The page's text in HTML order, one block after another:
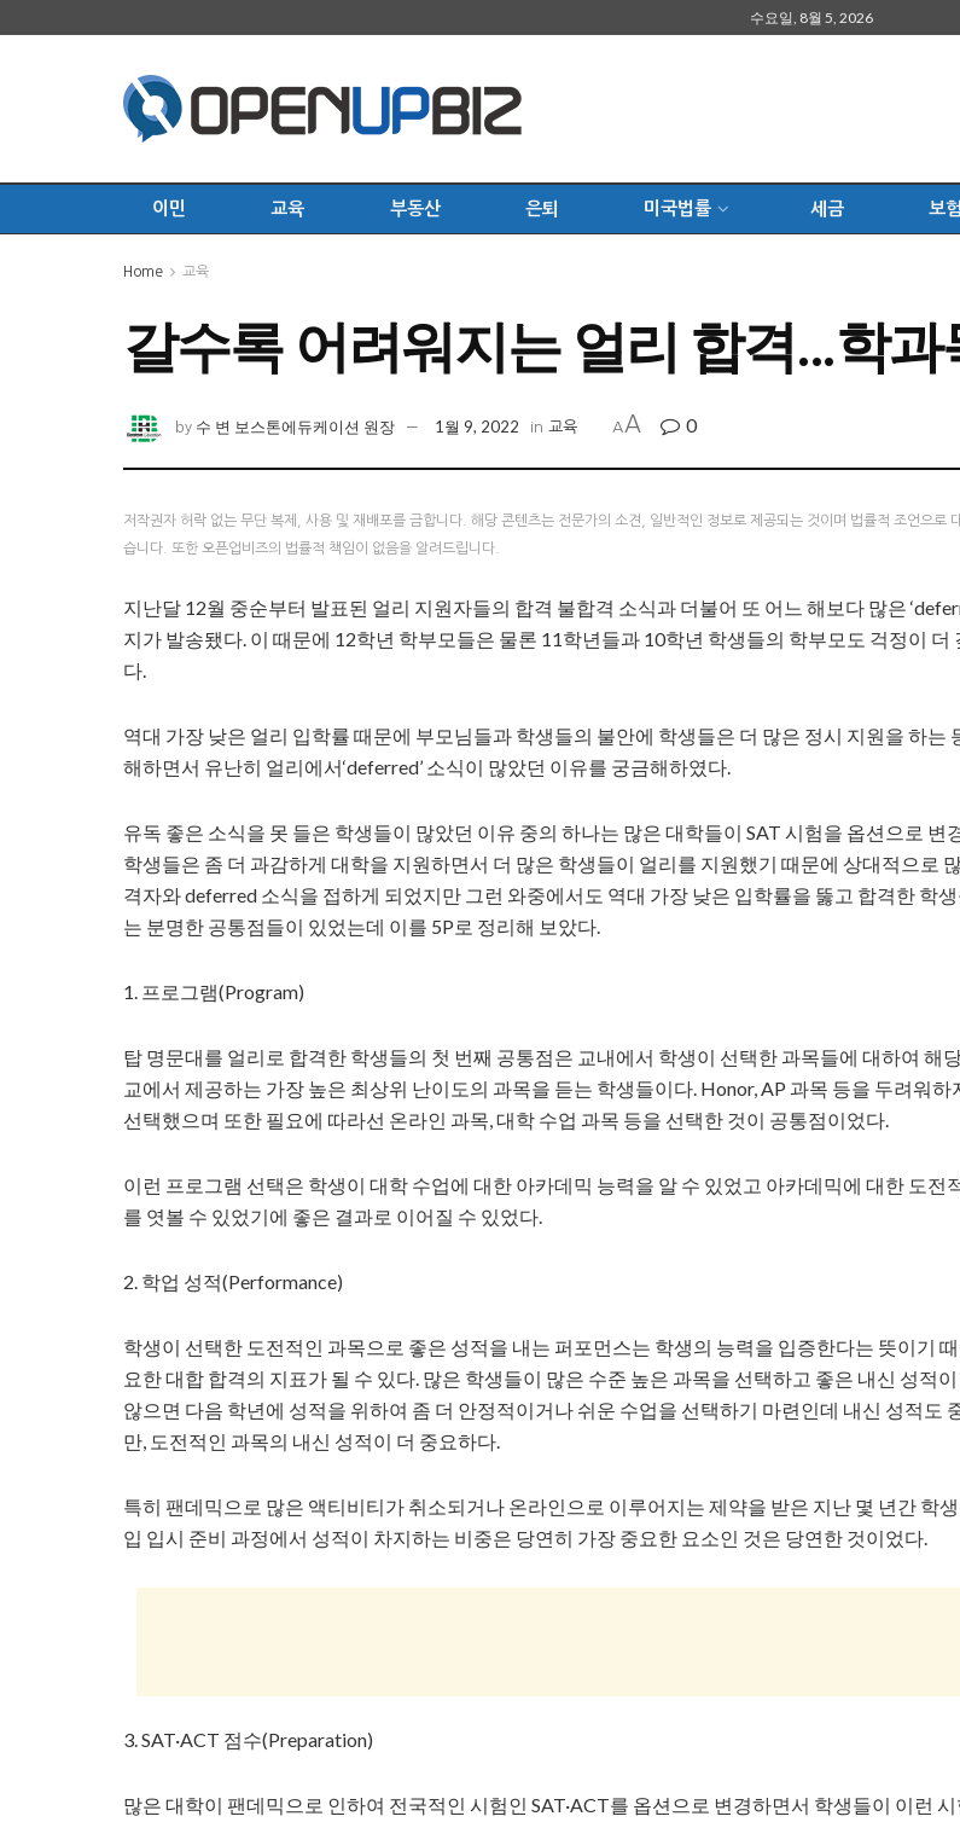
수요일, 8월 5, 2026
이민 교육 부동산 은퇴 미국법률 세금 보험
Home 교육
갈수록 어려워지는 얼리 합격…학과
by 수 변 보스톤에듀케이션 원장 1월 9, 2022 in 교육 AA 0
저작권자 허락 없는 무단 복제, 사용 및 재배포를 금합니다. 해당 콘텐츠는 전문가의 소견, 일반적인 정보로 제공되는 것이며 법률적 조언으로
습니다. 또한 오픈업비즈의 법률적 책임이 없음을 알려드립니다.
지난달 12월 중순부터 발표된 얼리 지원자들의 합격 불합격 소식과 더불어 또 어느 해보다 많은
지가 발송됐다. 이 때문에 12학년 학부모들은 물론 11학년들과 10학년 학생들의 학부모도 걱정이 더
다.
역대 가장 낮은 얼리 입학률 때문에 부모님들과 학생들의 불안에 학생들은 더 많은 정시 지원을 하는
해하면서 유난히 얼리에서‘deferred’ 소식이 많았던 이유를 궁금해하였다.
유독 좋은 소식을 못 들은 학생들이 많았던 이유 중의 하나는 많은 대학들이 SAT 시험을 옵션으로 변
학생들은 좀 더 과감하게 대학을 지원하면서 더 많은 학생들이 얼리를 지원했기 때문에 상대적으로
격자와 deferred 소식을 접하게 되었지만 그런 와중에서도 역대 가장 낮은 입학률을 뚫고 합격한 학
는 분명한 공통점들이 있었는데 이를 5P로 정리해 보았다.
1. 프로그램(Program)
탑 명문대를 얼리로 합격한 학생들의 첫 번째 공통점은 교내에서 학생이 선택한 과목들에 대하여 해
교에서 제공하는 가장 높은 최상위 난이도의 과목을 듣는 학생들이다. Honor, AP 과목 등을 두려워하
선택했으며 또한 필요에 따라선 온라인 과목, 대학 수업 과목 등을 선택한 것이 공통점이었다.
이런 프로그램 선택은 학생이 대학 수업에 대한 아카데믹 능력을 알 수 있었고 아카데믹에 대한 도전
를 엿볼 수 있었기에 좋은 결과로 이어질 수 있었다.
2. 학업 성적(Performance)
학생이 선택한 도전적인 과목으로 좋은 성적을 내는 퍼포먼스는 학생의 능력을 입증한다는 뜻이기
요한 대합 합격의 지표가 될 수 있다. 많은 학생들이 많은 수준 높은 과목을 선택하고 좋은 내신 성적
않으면 다음 학년에 성적을 위하여 좀 더 안정적이거나 쉬운 수업을 선택하기 마련인데 내신 성적도
만, 도전적인 과목의 내신 성적이 더 중요하다.
특히 팬데믹으로 많은 액티비티가 취소되거나 온라인으로 이루어지는 제약을 받은 지난 몇 년간 학
입 입시 준비 과정에서 성적이 차지하는 비중은 당연히 가장 중요한 요소인 것은 당연한 것이었다.
3. SAT·ACT 점수(Preparation)
많은 대학이 팬데믹으로 인하여 전국적인 시험인 SAT·ACT를 옵션으로 변경하면서 학생들이 이런